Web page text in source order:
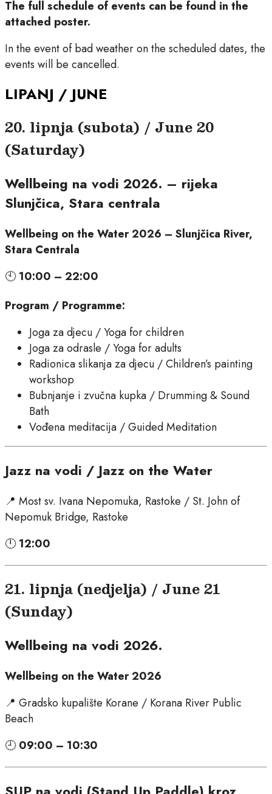
The full schedule of events can be found in the
attached poster.
In the event of bad weather on the scheduled dates, the
events will be cancelled.
LIPANJ / JUNE
20. lipnja (subota) / June 20
(Saturday)
Wellbeing na vodi 2026. – rijeka
Slunjčica, Stara centrala
Wellbeing on the Water 2026 – Slunjčica River,
Stara Centrala
🕙10:00 – 22:00
Program / Programme:
Joga za djecu / Yoga for children
Joga za odrasle / Yoga for adults
Radionica slikanja za djecu / Children’s painting
workshop
Bubnjanje i zvučna kupka / Drumming & Sound
Bath
Vođena meditacija / Guided Meditation
Jazz na vodi / Jazz on the Water
📍 Most sv. Ivana Nepomuka, Rastoke / St. John of
Nepomuk Bridge, Rastoke
🕛12:00
21. lipnja (nedjelja) / June 21
(Sunday)
Wellbeing na vodi 2026.
Wellbeing on the Water 2026
📍 Gradsko kupalište Korane / Korana River Public
Beach
🕘09:00 – 10:30